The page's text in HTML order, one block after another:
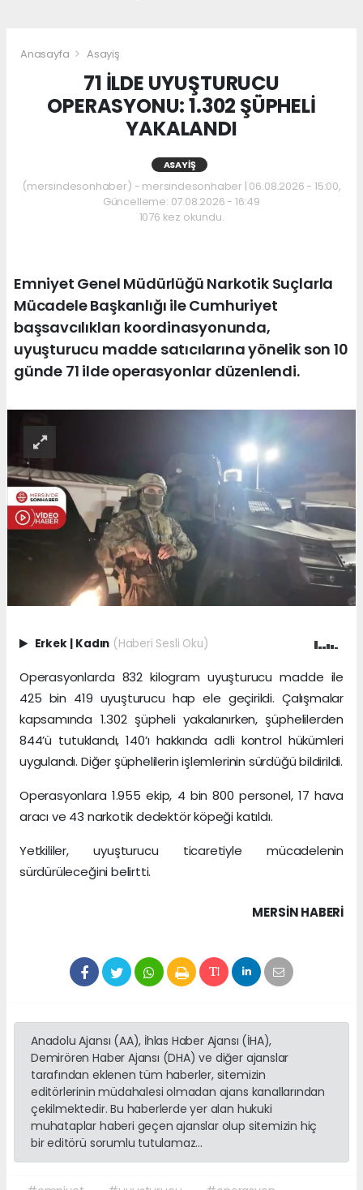
Anasayfa Asayiş
71 İLDE UYUŞTURUCU
OPERASYONU: 1.302 ŞÜPHELİ
YAKALANDI
ASAYIŞ
(mersindesonhaber) - mersindesonhaber | 06.08.2026 - 15:00,
Güncelleme: 07.08.2026 - 16:49
1076 kez okundu.
Emniyet Genel Müdürlüğü Narkotik Suçlarla
Mücadele Başkanlığı ile Cumhuriyet
başsavcılıkları koordinasyonunda,
uyuşturucu madde satıcılarına yönelik son 10
günde 71 ilde operasyonlar düzenlendi.
Erkek | Kadın (Haberi Sesli Oku)
Operasyonlarda 832 kilogram uyuşturucu madde ile
425 bin 419 uyuşturucu hap ele geçirildi. Çalışmalar
kapsamında 1.302 şüpheli yakalanırken, şüphelilerden
844’ü tutuklandı, 140’ı hakkında adli kontrol hükümleri
uygulandı. Diğer şüphelilerin işlemlerinin sürdüğü bildirildi.
Operasyonlara 1.955 ekip, 4 bin 800 personel, 17 hava
aracı ve 43 narkotik dedektör köpeği katıldı.
Yetkililer, uyuşturucu ticaretiyle mücadelenin
sürdürüleceğini belirtti.
MERSIN HABERİ
Anadolu Ajansı (AA), İhlas Haber Ajansı (İHA),
Demirören Haber Ajansı (DHA) ve diğer ajanslar
tarafından eklenen tüm haberler, sitemizin
editörlerinin müdahalesi olmadan ajans kanallarından
çekilmektedir. Bu haberlerde yer alan hukuki
muhataplar haberi geçen ajanslar olup sitemizin hiç
bir editörü sorumlu tutulamaz...